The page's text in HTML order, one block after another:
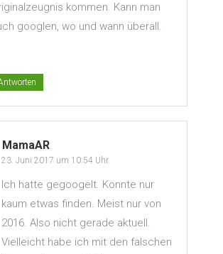
kommen. Kann man
googlen, wo und wann überall.
MamaAR
23. Juni 2017 um 10:54 Uhr
Ich hatte gegoogelt. Konnte nur
kaum etwas finden. Meist nur von
2016. Also nicht gerade aktuell.
Vielleicht habe ich mit den falschen